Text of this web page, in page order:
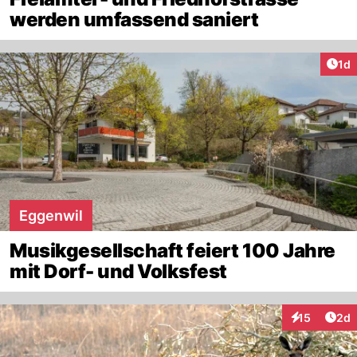
werden umfassend saniert
1d
Eggenwil
Musikgesellschaft feiert 100 Jahre
mit Dorf- und Volksfest
15
Interaktionen
2d